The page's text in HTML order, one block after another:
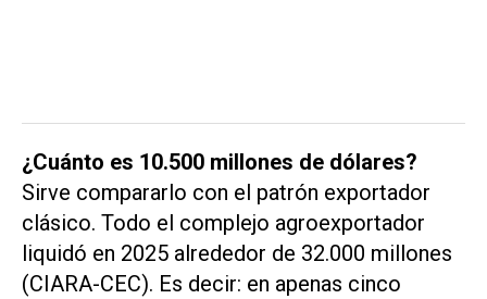
¿Cuánto es 10.500 millones de dólares?
Sirve compararlo con el patrón exportador
clásico. Todo el complejo agroexportador
liquidó en 2025 alrededor de 32.000 millones
(CIARA-CEC). Es decir: en apenas cinco